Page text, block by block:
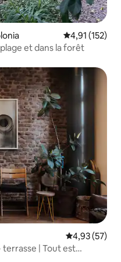
Évaluation
4,91 (152)
et dans la forêt
Évaluation
4,93 (57)
| Tout est